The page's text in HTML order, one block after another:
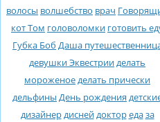
волосы волшебство врач
кот Том головоломки готовить
Губка Боб Даша
девушки Эквестрииделать
мороженоеделать прически
дельфины День рождения
дизайнердиснейдокторедаза